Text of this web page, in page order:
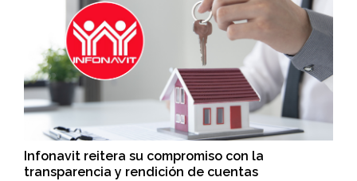
Infonavit reitera su compromiso con la
transparencia y rendición de cuentas